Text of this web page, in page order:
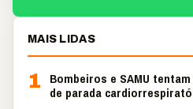
MAIS LIDAS
1
Bombeiros e SAMU
de parada